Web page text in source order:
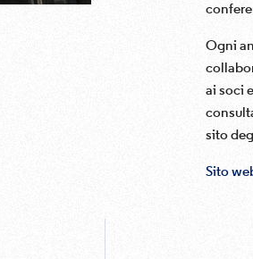
Ogni
ai soci
sito
Sito